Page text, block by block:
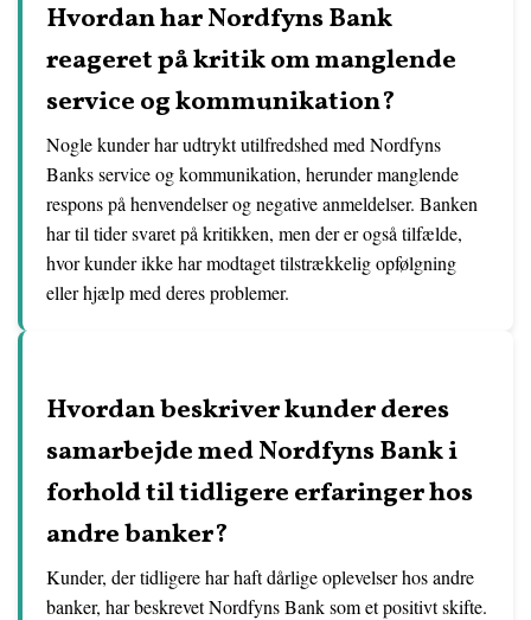
Hvordan har Nordfyns Bank
reageret på kritik om manglende
service og kommunikation?
Nogle kunder har udtrykt utilfredshed med Nordfyns
Banks service og kommunikation, herunder manglende
respons på henvendelser og negative anmeldelser. Banken
har til tider svaret på kritikken, men der er også tilfælde,
hvor kunder ikke har modtaget tilstrækkelig opfølgning
eller hjælp med deres problemer.
Hvordan beskriver kunder deres
samarbejde med Nordfyns Bank i
forhold til tidligere erfaringer hos
andre banker?
Kunder, der tidligere har haft dårlige oplevelser hos andre
banker, har beskrevet Nordfyns Bank som et positivt skifte.